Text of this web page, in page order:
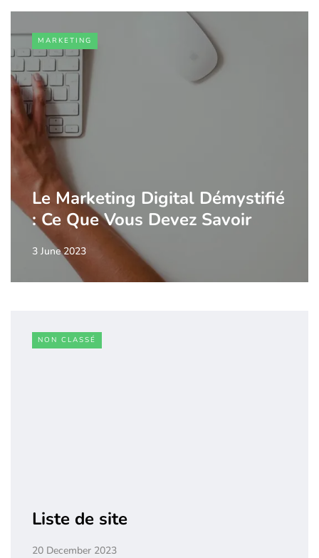
MARKETING
Le Marketing Digital Démystifié
: Ce Que Vous Devez Savoir
3 June 2023
NON CLASSÉ
Liste de site
20 December 2023